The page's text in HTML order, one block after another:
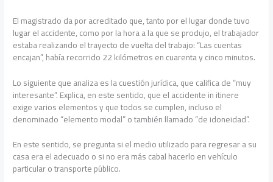
El magistrado da por acreditado que, tanto por el lugar donde tuvo
lugar el accidente, como por la hora a la que se produjo, el trabajador
estaba realizando el trayecto de vuelta del trabajo: “Las cuentas
encajan”, había recorrido 22 kilómetros en cuarenta y cinco minutos.
Lo siguiente que analiza es la cuestión jurídica, que califica de “muy
interesante”. Explica, en este sentido, que el accidente in itinere
exige varios elementos y que todos se cumplen, incluso el
denominado “elemento modal” o también llamado “de idoneidad”.
En este sentido, se pregunta si el medio utilizado para regresar a su
casa era el adecuado o si no era más cabal hacerlo en vehículo
particular o transporte público.